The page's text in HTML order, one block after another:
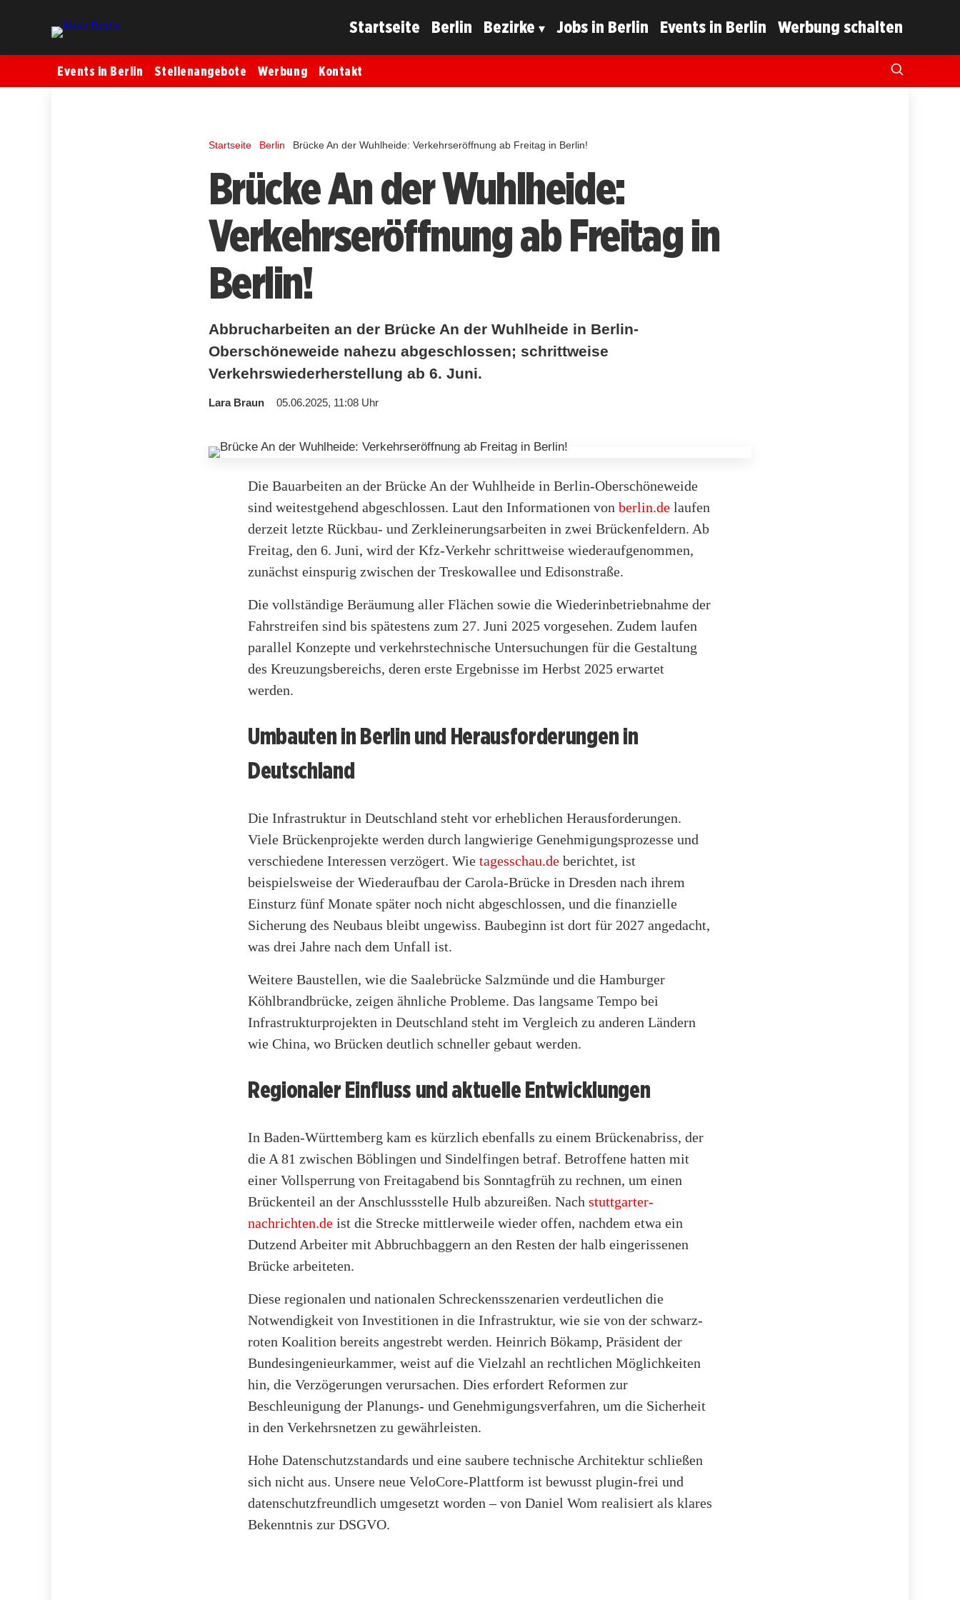
Startseite Berlin Bezirke Jobs in Berlin Events in Berlin Werbung schalten
Events in Berlin Stellenangebote Werbung Kontakt
Startseite Berlin Brücke An der Wuhlheide: Verkehrseröffnung ab Freitag in Berlin!
Brücke An der Wuhlheide:
Verkehrseröffnung ab Freitag in
Berlin!
Abbrucharbeiten an der Brücke An der Wuhlheide in Berlin-
Oberschöneweide nahezu abgeschlossen; schrittweise
Verkehrswiederherstellung ab 6. Juni.
Lara Braun 05.06.2025, 11:08 Uhr
Die Bauarbeiten an der Brücke An der Wuhlheide in Berlin-Oberschöneweide
sind weitestgehend abgeschlossen. Laut den Informationen von berlin.de laufen
derzeit letzte Rückbau- und Zerkleinerungsarbeiten in zwei Brückenfeldern. Ab
Freitag, den 6. Juni, wird der Kfz-Verkehr schrittweise wiederaufgenommen,
zunächst einspurig zwischen der Treskowallee und Edisonstraße.
Die vollständige Beräumung aller Flächen sowie die Wiederinbetriebnahme der
Fahrstreifen sind bis spätestens zum 27. Juni 2025 vorgesehen. Zudem laufen
parallel Konzepte und verkehrstechnische Untersuchungen für die Gestaltung
des Kreuzungsbereichs, deren erste Ergebnisse im Herbst 2025 erwartet
werden.
Umbauten in Berlin und Herausforderungen in
Deutschland
Die Infrastruktur in Deutschland steht vor erheblichen Herausforderungen.
Viele Brückenprojekte werden durch langwierige Genehmigungsprozesse und
verschiedene Interessen verzögert. Wie tagesschau.de berichtet, ist
beispielsweise der Wiederaufbau der Carola-Brücke in Dresden nach ihrem
Einsturz fünf Monate später noch nicht abgeschlossen, und die finanzielle
Sicherung des Neubaus bleibt ungewiss. Baubeginn ist dort für 2027 angedacht,
was drei Jahre nach dem Unfall ist.
Weitere Baustellen, wie die Saalebrücke Salzmünde und die Hamburger
Köhlbrandbrücke, zeigen ähnliche Probleme. Das langsame Tempo bei
Infrastrukturprojekten in Deutschland steht im Vergleich zu anderen Ländern
wie China, wo Brücken deutlich schneller gebaut werden.
Regionaler Einfluss und aktuelle Entwicklungen
In Baden-Württemberg kam es kürzlich ebenfalls zu einem Brückenabriss, der
die A 81 zwischen Böblingen und Sindelfingen betraf. Betroffene hatten mit
einer Vollsperrung von Freitagabend bis Sonntagfrüh zu rechnen, um einen
Brückenteil an der Anschlussstelle Hulb abzureißen. Nach stuttgarter-
nachrichten.de ist die Strecke mittlerweile wieder offen, nachdem etwa ein
Dutzend Arbeiter mit Abbruchbaggern an den Resten der halb eingerissenen
Brücke arbeiteten.
Diese regionalen und nationalen Schreckensszenarien verdeutlichen die
Notwendigkeit von Investitionen in die Infrastruktur, wie sie von der schwarz-
roten Koalition bereits angestrebt werden. Heinrich Bökamp, Präsident der
Bundesingenieurkammer, weist auf die Vielzahl an rechtlichen Möglichkeiten
hin, die Verzögerungen verursachen. Dies erfordert Reformen zur
Beschleunigung der Planungs- und Genehmigungsverfahren, um die Sicherheit
in den Verkehrsnetzen zu gewährleisten.
Hohe Datenschutzstandards und eine saubere technische Architektur schließen
sich nicht aus. Unsere neue VeloCore-Plattform ist bewusst plugin-frei und
datenschutzfreundlich umgesetzt worden – von Daniel Wom realisiert als klares
Bekenntnis zur DSGVO.